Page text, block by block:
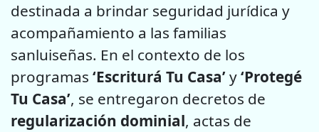
destinada a brindar seguridad jurídica y
acompañamiento a las familias
sanluiseñas. En el contexto de los
programas ‘Escriturá Tu Casa’y‘Protegé
Tu Casa’, se entregaron decretos de
regularización dominial, actas de